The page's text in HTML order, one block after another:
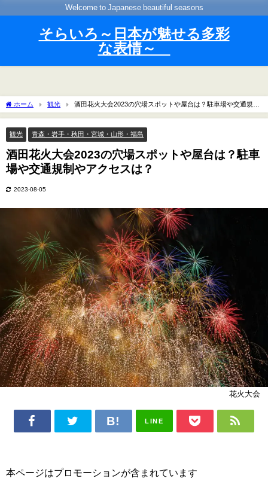
Welcome to Japanese beautiful seasons
そらいろ～日本が魅せる多彩
な表情～
ホーム 観光
酒田花火大会2023の穴場スポットや屋台は？駐車場や交通規制
やアクセスは？
観光 青森・岩手・秋田・宮城・山形・福島
酒田花火大会2023の穴場スポットや屋台は？駐車
場や交通規制やアクセスは？
2023-08-05
花火大会
LINE
本ページはプロモーションが含まれています